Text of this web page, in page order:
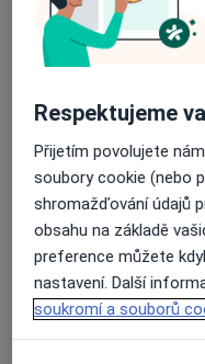
Ordinace
Za Mlýnem 2048,
Dostupnost
Na této adrese
Co mám v takové
Způsoby platby
Respektujeme
Přijetím povolujete
soubory cookie (nebo
shromažďování údajů
obsahu na základě
preference můžete
nastavení. Další
soukromí a souborů